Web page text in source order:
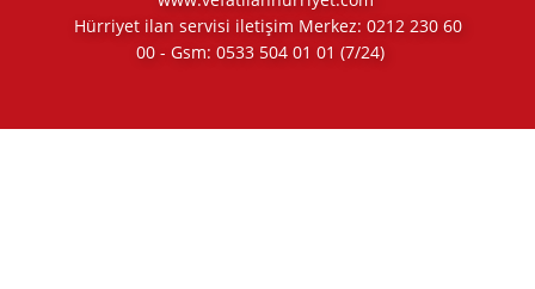
Hürriyet ilan servisi iletişim Merkez: 0212 230 60
00 - Gsm: 0533 504 01 01 (7/24)